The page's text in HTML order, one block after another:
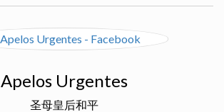
Apelos Urgentes
圣母皇后和平